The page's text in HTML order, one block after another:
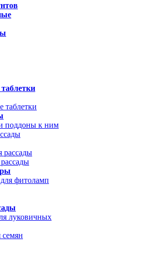
таблетки
поддоны к ним
фитоламп
луковичных
семян